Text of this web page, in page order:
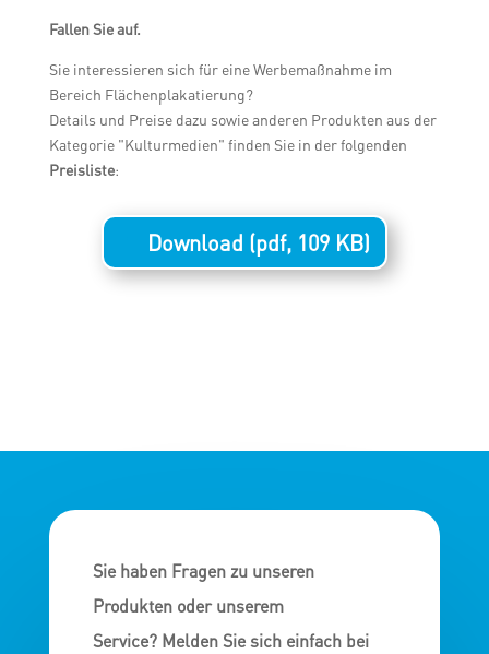
Fallen Sie auf.
Sie interessieren sich für eine Werbemaßnahme im
Bereich Flächenplakatierung?
Details und Preise dazu sowie anderen Produkten aus der
Kategorie "Kulturmedien" finden Sie in der folgenden
Preisliste:
Download (pdf, 109 KB)
Sie haben Fragen zu unseren
Produkten oder unserem
Service? Melden Sie sich einfach bei